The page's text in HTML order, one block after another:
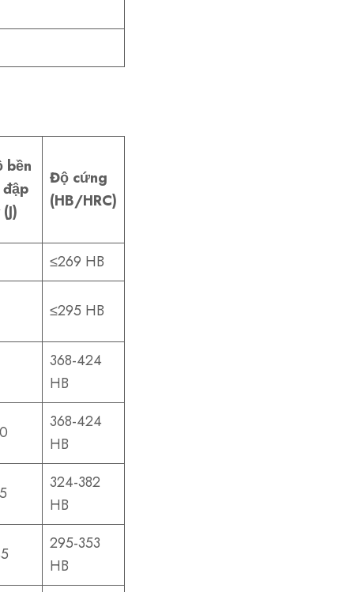
bền
Độ cứng
(HB/HRC)
≤269 HB
≤295 HB
368-424
HB
368-424
HB
324-382
HB
295-353
HB